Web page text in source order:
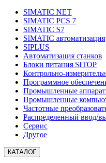
SIMATIC NET
SIMATIC PCS 7
SIMATIC S7
SIMATIC автоматизация
SIPLUS
Автоматизация станков
Блоки питания SITOP
Контрольно-
Программное
Промышленные
Промышленные
Частотные
Распределенный ввод/
Сервис
Другое
КАТАЛОГ